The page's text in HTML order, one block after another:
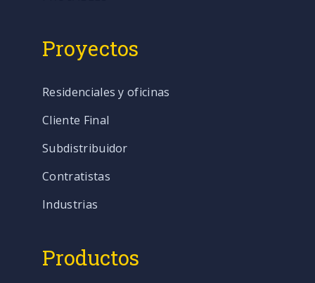
Proyectos
Residenciales y oficinas
Cliente Final
Subdistribuidor
Contratistas
Industrias
Productos